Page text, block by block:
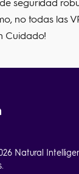
no todas las
Cuidado!
Natural